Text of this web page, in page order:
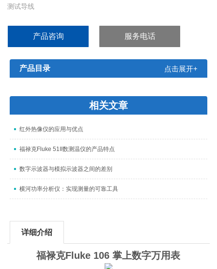
测试导线
Smart Strap 智能磁性多用途挂带（F107 为标配，F-106为选配）
产品咨询 服务电话
产品目录 点击展开+
相关文章
红外热像仪的应用与优点
福禄克Fluke 51II数测温仪的产品特点
数字示波器与模拟示波器之间的差别
横河功率分析仪：实现测量的可靠工具
详细介绍
福禄克Fluke 106 掌上数字万用表